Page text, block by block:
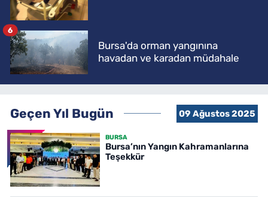
Bursa'da orman yangınına
havadan ve karadan müdahale
6
Geçen Yıl Bugün 09 Ağustos 2025
BURSA
Bursa’nın Yangın Kahramanlarına
Teşekkür